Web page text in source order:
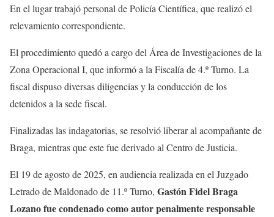
En el lugar trabajó personal de Policía Científica, que realizó el
relevamiento correspondiente.
El procedimiento quedó a cargo del Área de Investigaciones de la
Zona Operacional I, que informó a la Fiscalía de 4.º Turno. La
fiscal dispuso diversas diligencias y la conducción de los
detenidos a la sede fiscal.
Finalizadas las indagatorias, se resolvió liberar al acompañante de
Braga, mientras que este fue derivado al Centro de Justicia.
El 19 de agosto de 2025, en audiencia realizada en el Juzgado
Letrado de Maldonado de 11.º Turno, Gastón Fidel Braga
Lozano fue condenado como autor penalmente responsable